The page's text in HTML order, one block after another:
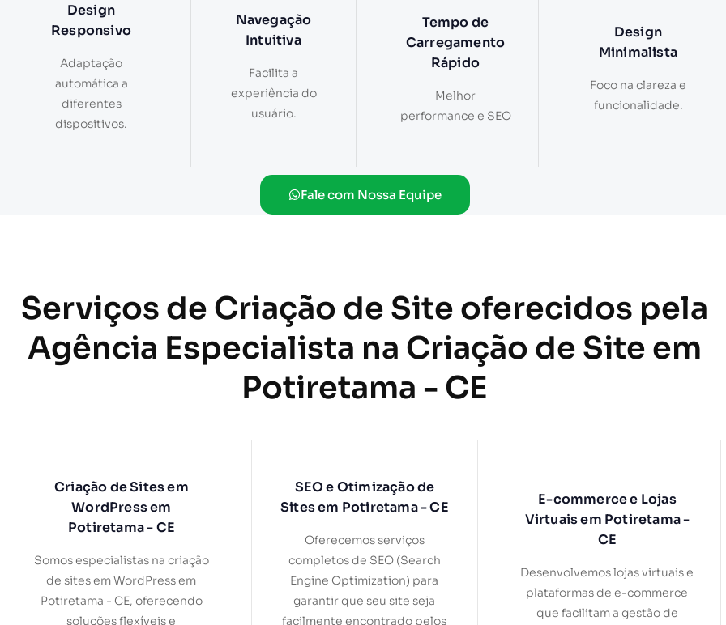
Design
Responsivo
Adaptação
automática a
diferentes
dispositivos.
Navegação
Intuitiva
Facilita a
experiência do
usuário.
Tempo de
Carregamento
Rápido
Melhor
performance e SEO
Design
Minimalista
Foco na clareza e
funcionalidade.
Fale com Nossa Equipe
Serviços de Criação de Site oferecidos pela
Agência Especialista na Criação de Site em
Potiretama - CE
Criação de Sites em
WordPress em
Potiretama - CE
Somos especialistas na criação
de sites em WordPress em
Potiretama - CE, oferecendo
soluções flexíveis e
SEO e Otimização de
Sites em Potiretama - CE
Oferecemos serviços
completos de SEO (Search
Engine Optimization) para
garantir que seu site seja
facilmente encontrado pelos
E-commerce e Lojas
Virtuais em Potiretama -
CE
Desenvolvemos lojas virtuais e
plataformas de e-commerce
que facilitam a gestão de